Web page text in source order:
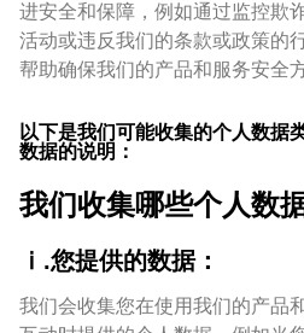
进安全和保障，例如通过监控欺
活动或违反我们的条款或政策的
帮助确保我们的产品和服务安全
以下是我们可能收集的个人数据
数据的说明：
我们收集哪些个人数
ⅰ.您提供的数据：
我们会收集您在使用我们的产品